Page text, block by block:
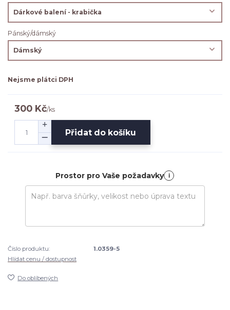
Pánský/dámský
Nejsme plátci DPH
300 Kč/ks
Přidat do košíku
Prostor pro Vaše požadavky i
Číslo produktu:
1.0359-5
Hlídat cenu / dostupnost
Do oblíbených